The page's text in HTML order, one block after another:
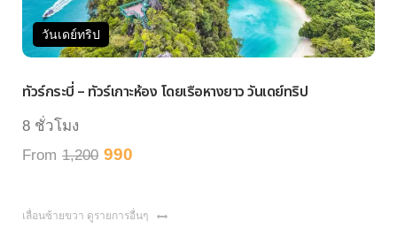
วันเดย์ทริป
ทัวร์กระบี่ – ทัวร์เกาะห้อง โดยเรือหางยาว วันเดย์ทริป
8 ชั่วโมง
From 1,200 990
เลื่อนซ้ายขวา ดูรายการอื่นๆ